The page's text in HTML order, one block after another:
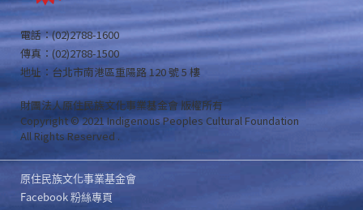
電話：(02)2788-1600
傳真：(02)2788-1500
地址：台北市南港區重陽路 120 號 5 樓
財團法人原住民族文化事業基金會 版權所有
Copyright © 2021 Indigenous Peoples Cultural Foundation
All Rights Reserved .
原住民族文化事業基金會
Facebook 粉絲專頁